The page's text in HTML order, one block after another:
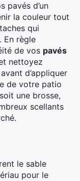
pavés d’un
la couleur tout
qui
En règle
de vos pavés
nettoyez
d’appliquer
de votre patio
une brosse,
scellants
le sable
pour le